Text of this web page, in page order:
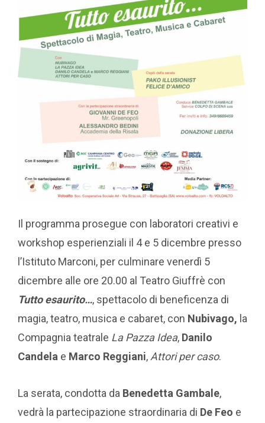
Il programma prosegue con laboratori creativi e
workshop esperienziali il 4 e 5 dicembre presso
l’Istituto Marconi, per culminare venerdì 5
dicembre alle ore 20.00 al Teatro Giuffrè con
Tutto esaurito…, spettacolo di beneficenza di
magia, teatro, musica e cabaret, con Nubivago, la
Compagnia teatrale La Pazza Idea, Danilo
Candela e Marco Reggiani,Attori per caso.
La serata, condotta da Benedetta Gambale,
vedrà la partecipazione straordinaria di De Feo e